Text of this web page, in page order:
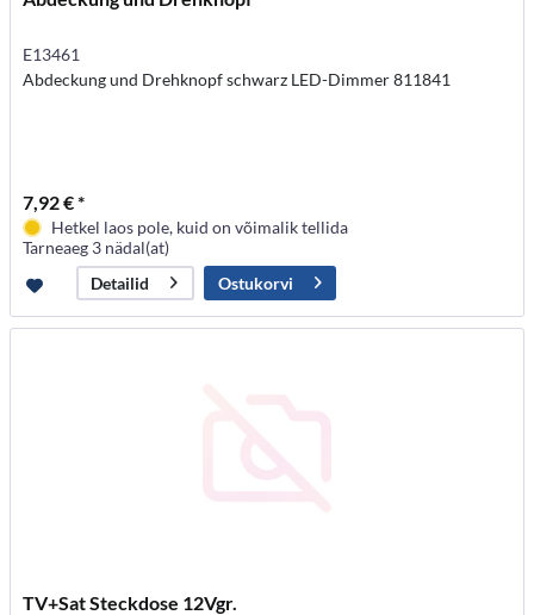
E13461
Abdeckung und Drehknopf schwarz LED-Dimmer 811841
7,92 € *
Hetkel laos pole, kuid on võimalik tellida
Tarneaeg 3 nädal(at)
Detailid
Ostukorvi
TV+Sat Steckdose 12Vgr.